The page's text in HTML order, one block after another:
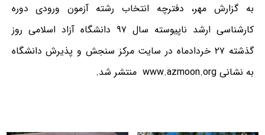
به گزارش مهر، دفترچه انتخاب رشته آزمون ورودی دوره
کارشناسی ارشد ناپیوسته سال ۹۷ دانشگاه آزاد اسلامی
روز
گذشته ۲۷ خردادماه در سایت مرکز سنجش و پذیرش دانشگاه
به نشانی www.azmoon.org منتشر شد.